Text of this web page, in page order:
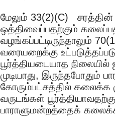
மேலும் 33(2)(C) சரத்தின்
ஒத்திவைப்பதற்கும்
வழங்கப்பட்டிருந்தாலும்
வரையறைக்கு
பூர்த்தியடையாத
முடியாது, இருந்தபோதும்
கோரும்பட்சத்தில் கலைக்க
வருடங்கள்
பாராளுமன்றத்தைக்